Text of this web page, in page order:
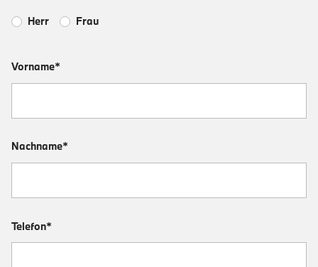
Herr Frau
Vorname*
Nachname*
Telefon*